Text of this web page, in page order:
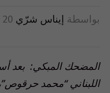
بواسطة إيناس شرّي 20 يناير 2026
المضحك المبكي: بعد
اللبناني “محمد